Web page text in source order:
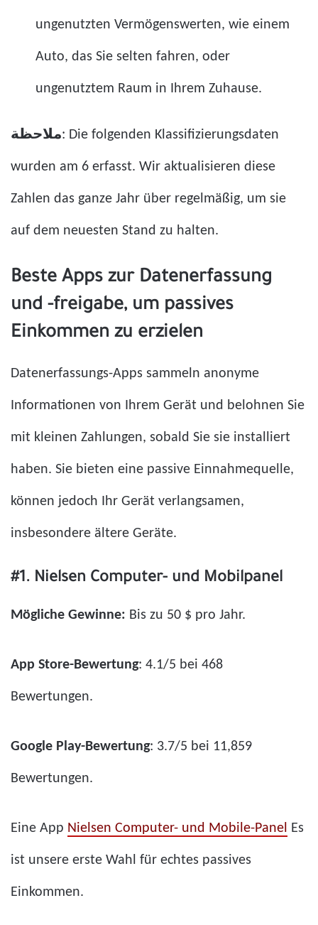
ungenutzten Vermögenswerten, wie einem
Auto, das Sie selten fahren, oder
ungenutztem Raum in Ihrem Zuhause.
ملاحظة: Die folgenden Klassifizierungsdaten
wurden am 6 erfasst. Wir aktualisieren diese
Zahlen das ganze Jahr über regelmäßig, um sie
auf dem neuesten Stand zu halten.
Beste Apps zur Datenerfassung
und -freigabe, um passives
Einkommen zu erzielen
Datenerfassungs-Apps sammeln anonyme
Informationen von Ihrem Gerät und belohnen Sie
mit kleinen Zahlungen, sobald Sie sie installiert
haben. Sie bieten eine passive Einnahmequelle,
können jedoch Ihr Gerät verlangsamen,
insbesondere ältere Geräte.
#1. Nielsen Computer- und Mobilpanel
Mögliche Gewinne: Bis zu 50 $ pro Jahr.
App Store-Bewertung: 4.1/5 bei 468
Bewertungen.
Google Play-Bewertung: 3.7/5 bei 11,859
Bewertungen.
Eine App Nielsen Computer- und Mobile-Panel Es
ist unsere erste Wahl für echtes passives
Einkommen.